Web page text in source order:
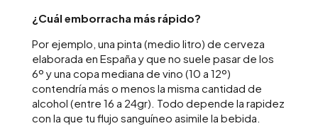
¿Cuál emborracha más rápido?
Por ejemplo, una pinta (medio litro) de cerveza
elaborada en España y que no suele pasar de los
6º y una copa mediana de vino (10 a 12º)
contendría más o menos la misma cantidad de
alcohol (entre 16 a 24gr). Todo depende la rapidez
con la que tu flujo sanguíneo asimile la bebida.